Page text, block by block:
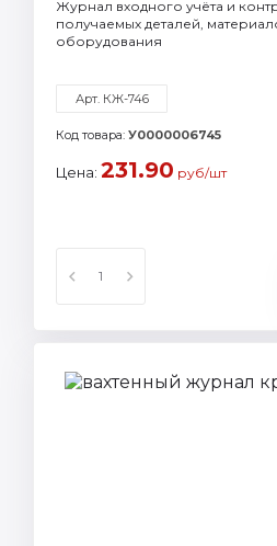
Журнал входного учёта и
получаемых деталей,
оборудования
Арт. КЖ-746
Код товара: У0000006745
Цена: 231.90 руб/шт